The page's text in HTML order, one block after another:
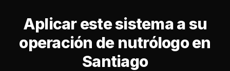
Aplicar este sistema a su
operación de nutrólogo en
Santiago